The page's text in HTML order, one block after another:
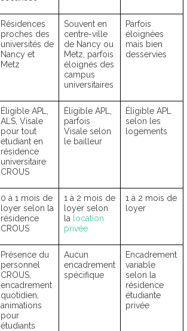
Résidences
proches des
universités de
Nancy et
Metz
Souvent en
centre-ville
de Nancy ou
Metz, parfois
éloignés des
campus
universitaires
Parfois
éloignées
mais bien
desservies
Éligible APL,
ALS, Visale
pour tout
étudiant en
résidence
universitaire
CROUS
Éligible APL,
parfois
Visale selon
le bailleur
Éligible APL
selon les
logements
0 à 1 mois de
loyer selon la
résidence
CROUS
1 à 2 mois de
loyer selon
la
location
privée
1 à 2 mois de
loyer
Présence du
personnel
CROUS,
encadrement
quotidien,
animations
pour
étudiants
Aucun
encadrement
spécifique
Encadrement
variable
selon la
résidence
étudiante
privée